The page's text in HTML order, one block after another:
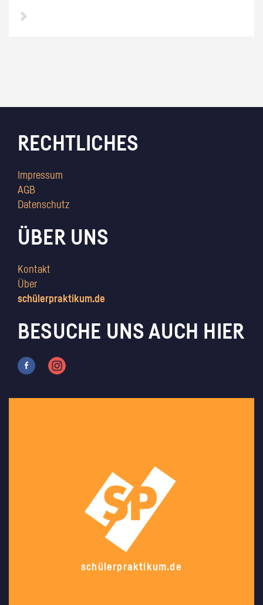
RECHTLICHES
Impressum
AGB
Datenschutz
ÜBER UNS
Kontakt
Über
schülerpraktikum.de
BESUCHE UNS AUCH HIER
schülerpraktikum.de